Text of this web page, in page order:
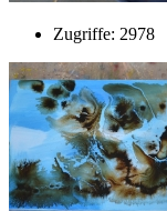
Zugriffe: 2978